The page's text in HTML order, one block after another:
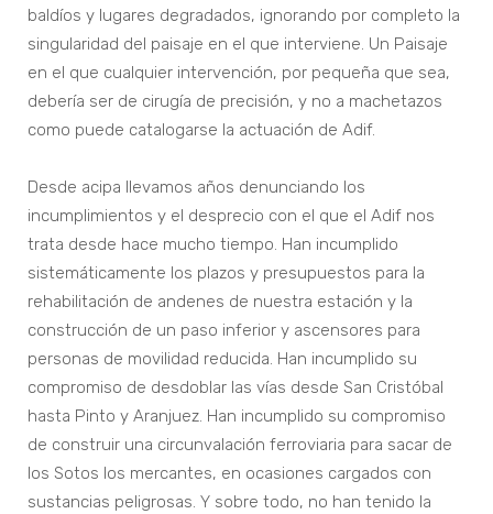
baldíos y lugares degradados, ignorando por completo la
singularidad del paisaje en el que interviene. Un Paisaje
en el que cualquier intervención, por pequeña que sea,
debería ser de cirugía de precisión, y no a machetazos
como puede catalogarse la actuación de Adif.
Desde acipa llevamos años denunciando los
incumplimientos y el desprecio con el que el Adif nos
trata desde hace mucho tiempo. Han incumplido
sistemáticamente los plazos y presupuestos para la
rehabilitación de andenes de nuestra estación y la
construcción de un paso inferior y ascensores para
personas de movilidad reducida. Han incumplido su
compromiso de desdoblar las vías desde San Cristóbal
hasta Pinto y Aranjuez. Han incumplido su compromiso
de construir una circunvalación ferroviaria para sacar de
los Sotos los mercantes, en ocasiones cargados con
sustancias peligrosas. Y sobre todo, no han tenido la